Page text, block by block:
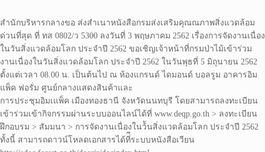
สำนักบริหารกลางขอ ส่งสำเนาหนังสือกรมส่งเสริมคุณณภาพสิ่งแวดล้อม
ด่วนที่สุด ที่ ทส 0802/ว 5300 ลงวันที่ 3 พฤษภาคม 2562 เรื่องการจัดงานเนื่อง
ในวันสิ่งแวดล้อมโลก ประจำปี 2562 ขอเชิญเจ้าหน้าที่กรมป่าไม้เข้าร่วม
งานเนื่องในวันสิ่งแวดล้อมโลก ประจำปี 2562 ในวันพุธที่ 5 มิถุนายน 2562
ตั้งแต่เวลา 08.00 น. เป็นต้นไป ณ ห้องแกรนด์ ไดมอนด์ บอลรูม อาคารอิม
แพ็ค ฟอรั่ม ศูนย์กลางแสดงสินค้าและ
การประชุมอิมเแพ็ค เมืองทองธานี จังหวัดนนทบุรี โดยสามารถลงทะเบียน
เข้าร่วมเข้ากิจกรรมผ่านระบบออนไลน์ได้ที่ www.deqp.go.th > ลงทะเบียน
ฝึกอบรม > สัมมนา > การจัดงานเนื่องในว้ันสิ่งแวดล้อมโลก ประจำปี 2562
ทั้งนี้ สามารถดาวน์โหลดเอกสารได้ที่ีระบบหนังสือเวียน